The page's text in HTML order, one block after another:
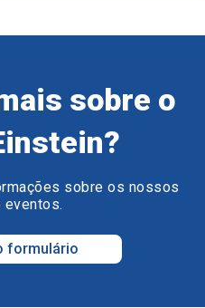
sobre o
sobre os nossos
eventos.
formulário